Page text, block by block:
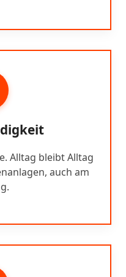
Alltag bleibt Alltag
auch am